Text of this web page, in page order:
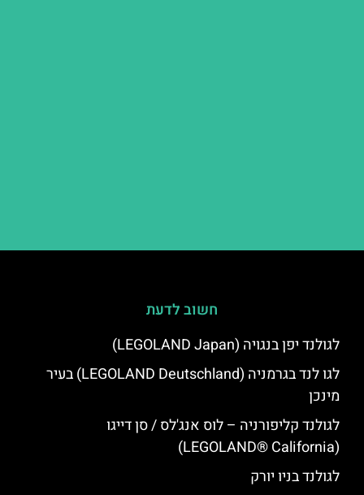
חשוב לדעת
לגולנד יפן בנגויה (LEGOLAND Japan)
לגו לנד בגרמניה (LEGOLAND Deutschland) בעיר
מינכן
לגולנד קליפורניה – לוס אנג'לס / סן דייגו
(LEGOLAND® California)
לגולנד בניו יורק